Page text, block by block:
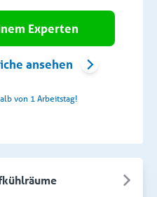
Experten
ansehen
von 1 Arbeitstag!